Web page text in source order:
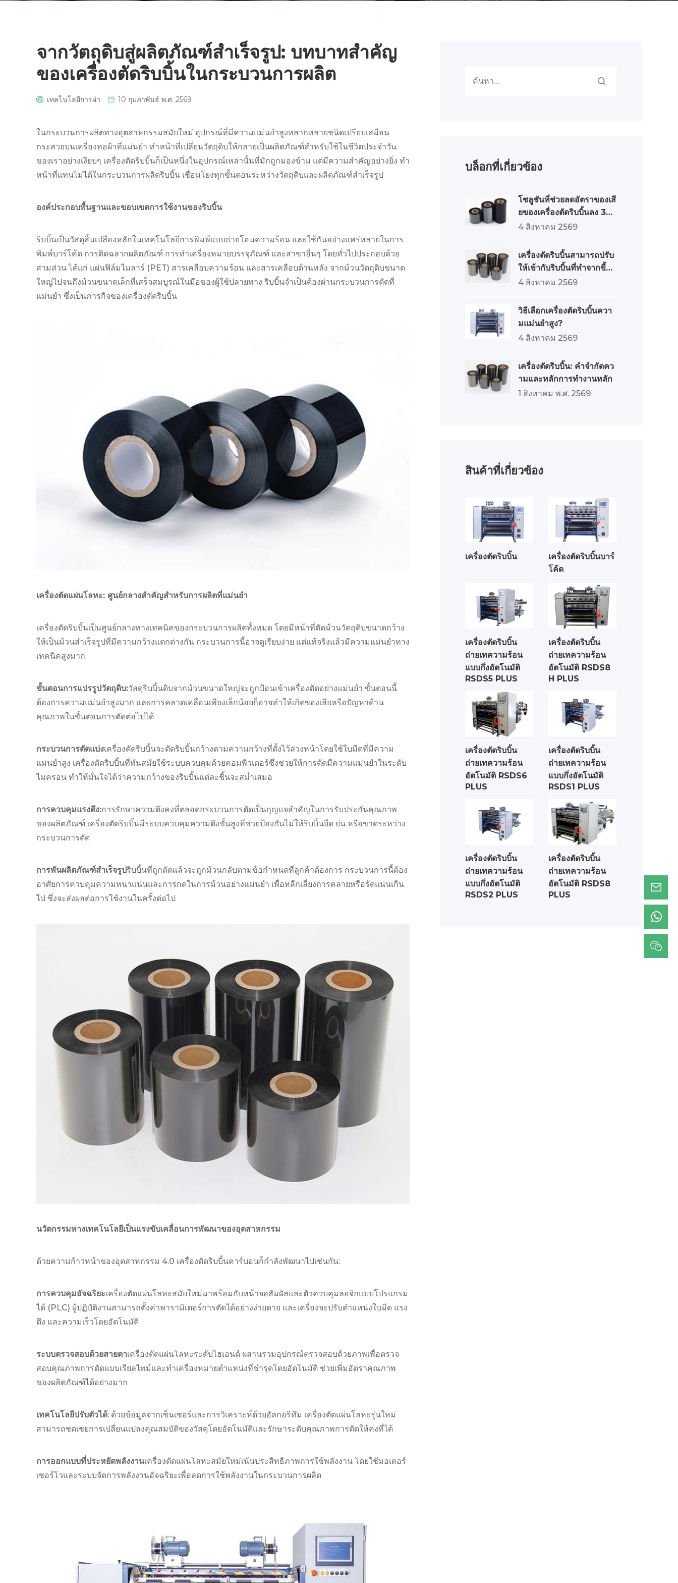
จากวัตถุดิบสู่ผลิตภัณฑ์สำเร็จรูป: บทบาทสำคัญ
ของเครื่องตัดริบบิ้นในกระบวนการผลิต
เทคโนโลยีการผ่า 10 กุมภาพันธ์ พ.ศ. 2569
ในกระบวนการผลิตทางอุตสาหกรรมสมัยใหม่ อุปกรณ์ที่มีความแม่นยำสูงหลากหลายชนิดเปรียบเสมือน
กระสวยบนเครื่องทอผ้าที่แม่นยำ ทำหน้าที่เปลี่ยนวัตถุดิบให้กลายเป็นผลิตภัณฑ์สำหรับใช้ในชีวิตประจำวัน
ของเราอย่างเงียบๆ เครื่องตัดริบบิ้นก็เป็นหนึ่งในอุปกรณ์เหล่านั้นที่มักถูกมองข้าม แต่มีความสำคัญอย่างยิ่ง ทำ
หน้าที่แทนไม่ได้ในกระบวนการผลิตริบบิ้น เชื่อมโยงทุกขั้นตอนระหว่างวัตถุดิบและผลิตภัณฑ์สำเร็จรูป
องค์ประกอบพื้นฐานและขอบเขตการใช้งานของริบบิ้น
ริบบิ้นเป็นวัสดุสิ้นเปลืองหลักในเทคโนโลยีการพิมพ์แบบถ่ายโอนความร้อน และใช้กันอย่างแพร่หลายในการ
พิมพ์บาร์โค้ด การติดฉลากผลิตภัณฑ์ การทำเครื่องหมายบรรจุภัณฑ์ และสาขาอื่นๆ โดยทั่วไปประกอบด้วย
สามส่วน ได้แก่ แผ่นฟิล์มไมลาร์ (PET) สารเคลือบความร้อน และสารเคลือบด้านหลัง จากม้วนวัตถุดิบขนาด
ใหญ่ไปจนถึงม้วนขนาดเล็กที่เสร็จสมบูรณ์ในมือของผู้ใช้ปลายทาง ริบบิ้นจำเป็นต้องผ่านกระบวนการตัดที่
แม่นยำ ซึ่งเป็นภารกิจของเครื่องตัดริบบิ้น
เครื่องตัดแผ่นโลหะ: ศูนย์กลางสำคัญสำหรับการผลิตที่แม่นยำ
เครื่องตัดริบบิ้นเป็นศูนย์กลางทางเทคนิคของกระบวนการผลิตทั้งหมด โดยมีหน้าที่ตัดม้วนวัตถุดิบขนาดกว้าง
ให้เป็นม้วนสำเร็จรูปที่มีความกว้างแตกต่างกัน กระบวนการนี้อาจดูเรียบง่าย แต่แท้จริงแล้วมีความแม่นยำทาง
เทคนิคสูงมาก
ขั้นตอนการแปรรูปวัตถุดิบ:วัสดุริบบิ้นดิบจากม้วนขนาดใหญ่จะถูกป้อนเข้าเครื่องตัดอย่างแม่นยำ ขั้นตอนนี้
ต้องการความแม่นยำสูงมาก และการคลาดเคลื่อนเพียงเล็กน้อยก็อาจทำให้เกิดของเสียหรือปัญหาด้าน
คุณภาพในขั้นตอนการตัดต่อไปได้
กระบวนการตัดแบ่งเครื่องตัดริบบิ้นจะตัดริบบิ้นกว้างตามความกว้างที่ตั้งไว้ล่วงหน้าโดยใช้ใบมีดที่มีความ
แม่นยำสูง เครื่องตัดริบบิ้นที่ทันสมัยใช้ระบบควบคุมด้วยคอมพิวเตอร์ซึ่งช่วยให้การตัดมีความแม่นยำในระดับ
ไมครอน ทำให้มั่นใจได้ว่าความกว้างของริบบิ้นแต่ละชิ้นจะสม่ำเสมอ
การควบคุมแรงตึง:การรักษาความตึงคงที่ตลอดกระบวนการตัดเป็นกุญแจสำคัญในการรับประกันคุณภาพ
ของผลิตภัณฑ์ เครื่องตัดริบบิ้นมีระบบควบคุมความตึงขั้นสูงที่ช่วยป้องกันไม่ให้ริบบิ้นยืด ย่น หรือขาดระหว่าง
กระบวนการตัด
การพันผลิตภัณฑ์สำเร็จรูปริบบิ้นที่ถูกตัดแล้วจะถูกม้วนกลับตามข้อกำหนดที่ลูกค้าต้องการ กระบวนการนี้ต้อง
อาศัยการควบคุมความหนาแน่นและการกดในการม้วนอย่างแม่นยำ เพื่อหลีกเลี่ยงการคลายหรือรัดแน่นเกิน
ไป ซึ่งจะส่งผลต่อการใช้งานในครั้งต่อไป
นวัตกรรมทางเทคโนโลยีเป็นแรงขับเคลื่อนการพัฒนาของอุตสาหกรรม
ด้วยความก้าวหน้าของอุตสาหกรรม 4.0 เครื่องตัดริบบิ้นคาร์บอนก็กำลังพัฒนาไปเช่นกัน:
การควบคุมอัจฉริยะเครื่องตัดแผ่นโลหะสมัยใหม่มาพร้อมกับหน้าจอสัมผัสและตัวควบคุมลอจิกแบบโปรแกรม
ได้ (PLC) ผู้ปฏิบัติงานสามารถตั้งค่าพารามิเตอร์การตัดได้อย่างง่ายดาย และเครื่องจะปรับตำแหน่งใบมีด แรง
ตึง และความเร็วโดยอัตโนมัติ
ระบบตรวจสอบด้วยสายตาเครื่องตัดแผ่นโลหะระดับไฮเอนด์ ผสานรวมอุปกรณ์ตรวจสอบด้วยภาพเพื่อตรวจ
สอบคุณภาพการตัดแบบเรียลไทม์และทำเครื่องหมายตำแหน่งที่ชำรุดโดยอัตโนมัติ ช่วยเพิ่มอัตราคุณภาพ
ของผลิตภัณฑ์ได้อย่างมาก
เทคโนโลยีปรับตัวได้: ด้วยข้อมูลจากเซ็นเซอร์และการวิเคราะห์ด้วยอัลกอริทึม เครื่องตัดแผ่นโลหะรุ่นใหม่
สามารถชดเชยการเปลี่ยนแปลงคุณสมบัติของวัสดุโดยอัตโนมัติและรักษาระดับคุณภาพการตัดให้คงที่ได้
การออกแบบที่ประหยัดพลังงานเครื่องตัดแผ่นโลหะสมัยใหม่เน้นประสิทธิภาพการใช้พลังงาน โดยใช้มอเตอร์
เซอร์โวและระบบจัดการพลังงานอัจฉริยะเพื่อลดการใช้พลังงานในกระบวนการผลิต
บล็อกที่เกี่ยวข้อง
โซลูชันที่ช่วยลดอัตราของเสี
ยของเครื่องตัดริบบิ้นลง 3
0%
4 สิงหาคม 2569
เครื่องตัดริบบิ้นสามารถปรับ
ให้เข้ากับริบบิ้นที่ทำจากขี้ผึ้ง
ริบบิ้นผสม และริบบิ้นที่ทำจา
4 สิงหาคม 2569
วิธีเลือกเครื่องตัดริบบิ้นควา
มแม่นยำสูง?
4 สิงหาคม 2569
เครื่องตัดริบบิ้น: คำจำกัดคว
ามและหลักการทำงานหลัก
1 สิงหาคม พ.ศ. 2569
สินค้าที่เกี่ยวข้อง
เครื่องตัดริบบิ้น
เครื่องตัดริบบิ้นบาร์
โค้ด
เครื่องตัดริบบิ้น
ถ่ายเทความร้อน
แบบกึ่งอัตโนมัติ
RSDS5 PLUS
เครื่องตัดริบบิ้น
ถ่ายเทความร้อน
อัตโนมัติ RSDS8
H PLUS
เครื่องตัดริบบิ้น
ถ่ายเทความร้อน
อัตโนมัติ RSDS6
PLUS
เครื่องตัดริบบิ้น
ถ่ายเทความร้อน
แบบกึ่งอัตโนมัติ
RSDS1 PLUS
เครื่องตัดริบบิ้น
ถ่ายเทความร้อน
แบบกึ่งอัตโนมัติ
RSDS2 PLUS
เครื่องตัดริบบิ้น
ถ่ายเทความร้อน
อัตโนมัติ RSDS8
PLUS